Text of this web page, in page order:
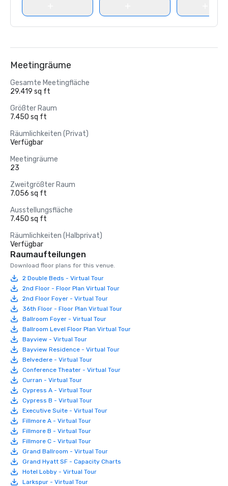
Meetingräume
Gesamte Meetingfläche
29.419 sq ft
Größter Raum
7.450 sq ft
Räumlichkeiten (Privat)
Verfügbar
Meetingräume
23
Zweitgrößter Raum
7.056 sq ft
Ausstellungsfläche
7.450 sq ft
Räumlichkeiten (Halbprivat)
Verfügbar
Raumaufteilungen
Download floor plans for this venue.
2 Double Beds - Virtual Tour
2nd Floor - Floor Plan Virtual Tour
2nd Floor Foyer - Virtual Tour
36th Floor - Floor Plan Virtual Tour
Ballroom Foyer - Virtual Tour
Ballroom Level Floor Plan Virtual Tour
Bayview - Virtual Tour
Bayview Residence - Virtual Tour
Belvedere - Virtual Tour
Conference Theater - Virtual Tour
Curran - Virtual Tour
Cypress A - Virtual Tour
Cypress B - Virtual Tour
Executive Suite - Virtual Tour
Fillmore A - Virtual Tour
Fillmore B - Virtual Tour
Fillmore C - Virtual Tour
Grand Ballroom - Virtual Tour
Grand Hyatt SF - Capacity Charts
Hotel Lobby - Virtual Tour
Larkspur - Virtual Tour